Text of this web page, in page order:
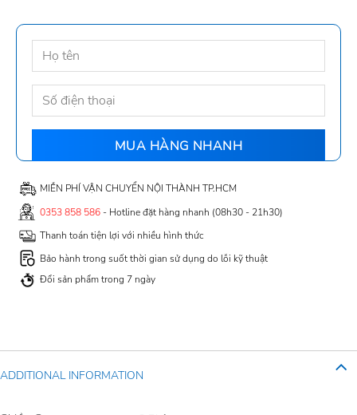
MIỄN PHÍ VẬN CHUYỂN NỘI THÀNH TP.HCM
0353 858 586- Hotline đặt hàng nhanh (08h30 - 21h30)
Thanh toán tiện lợi với nhiều hình thức
Bảo hành trong suốt thời gian sử dụng do lỗi kỹ thuật
Đổi sản phẩm trong 7 ngày
ADDITIONAL INFORMATION